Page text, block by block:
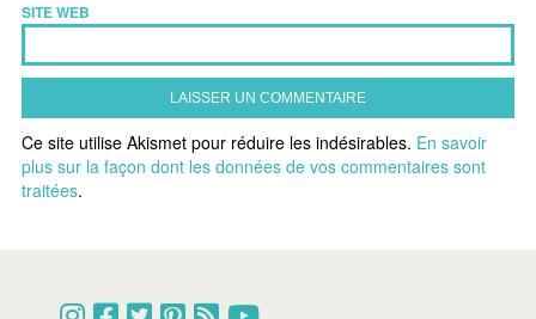
SITE WEB
Ce site utilise Akismet pour réduire les indésirables. En savoir
plus sur la façon dont les données de vos commentaires sont
traitées.